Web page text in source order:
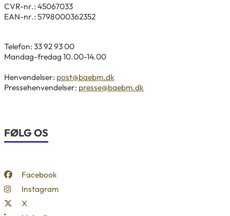
CVR-nr.: 45067033
EAN-nr.: 5798000362352
Telefon: 33 92 93 00
Mandag-fredag 10.00-14.00
Henvendelser: post@baebm.dk
Pressehenvendelser: presse@baebm.dk
FØLG OS
Facebook
Instagram
X